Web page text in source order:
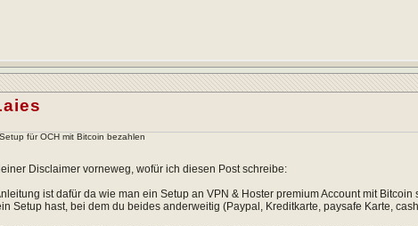
für OCH mit Bitcoin bezahlen
Disclaimer vorneweg, wofür ich diesen Post schreibe:
ist dafür da wie man ein Setup an VPN & Hoster premium Account mit
Setup hast, bei dem du beides anderweitig (Paypal, Kreditkarte, paysafe Karte,